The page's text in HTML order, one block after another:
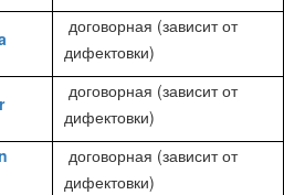
договорная (зависит от
дифектовки)
договорная (зависит от
дифектовки)
договорная (зависит от
дифектовки)